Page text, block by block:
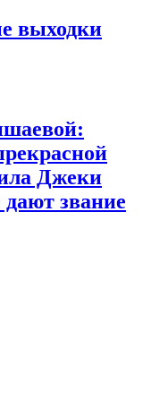
выходки
Джеки
звание